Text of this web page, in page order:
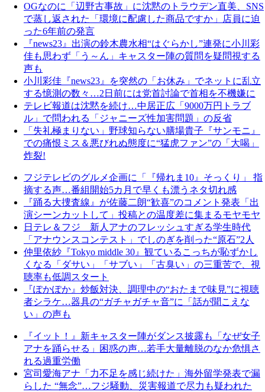
OGなのに「辺野古事故」に沈黙のトラウデン直美、SNS
で蒸し返された「環境に配慮した商品ですか」店員に迫
った6年前の発言
『news23』出演の鈴木農水相“はぐらかし”連発に小川彩
佳も思わず「う～ん」キャスター陣の質問を疑問視する
声も
小川彩佳『news23』を突然の「お休み」でネットに乱立
する憶測の数々…2日前には党首討論で首相を不機嫌に
テレビ報道は沈黙を続け…中居正広「9000万円トラブ
ル」で問われる「ジャニーズ性加害問題」の反省
「失礼極まりない」野球知らない膳場貴子『サンモニ』
での痛恨ミス＆悪びれぬ態度に“猛虎ファン”の「大喝」
炸裂!
フジテレビのグルメ企画に「『帰れま10』そっくり」 指
摘する声…番組開始5カ月で早くも漂うネタ切れ感
『踊る大捜査線』が佐藤二朗“歓喜”のコメント発表「出
演シーンカットして」投稿との温度差に集まるモヤモヤ
日テレ＆フジ 新人アナのフレッシュすぎる学生時代
「アナウンスコンテスト」でしのぎを削った“原石”2人
仲里依紗『Tokyo middle 30』観ているこっちが恥ずかし
くなる「ダサい」「サブい」「古臭い」の三重苦で、視
聴率も低調スタート
『ぽかぽか』炒飯対決、調理中の“おたまで味見”に視聴
者シラケ…器具の“ガチャガチャ音”に「話が聞こえな
い」の声も
『イット！』新キャスター陣がダンス披露も「なぜ女子
アナを踊らせる」困惑の声…若手大量離脱のなか危惧さ
れる過重労働
宮司愛海アナ「力不足を感じ続けた」海外留学発表で漏
らした “無念”…フジ騒動、災害報道で尽力も疑われた